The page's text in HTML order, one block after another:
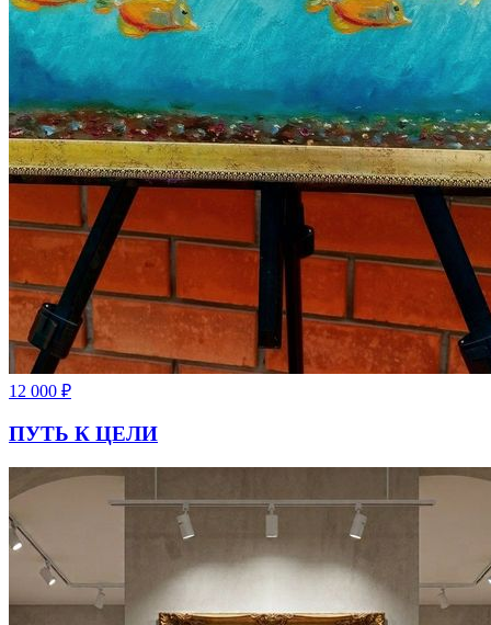
12 000 ₽
ПУТЬ К ЦЕЛИ